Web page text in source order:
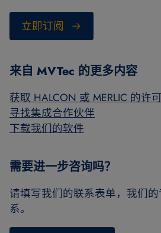
立即订阅
来自 MVTec 的更多内容
获取 HALCON 或 MERLIC 的许
寻找集成合作伙伴
下载我们的软件
需要进一步咨询吗？
请填写我们的联系表单，我们
系。